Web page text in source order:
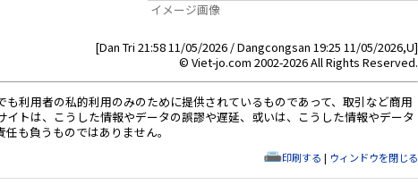
イメージ画像
[Dan Tri 21:58 11/05/2026 / Dangcongsan 19:25 11/05/2026,U]
© Viet-jo.com 2002-2026 All Rights Reserved.
利用者の私的利用のみのために提供されているものであって、取引など商用
トは、こうした情報やデータの誤謬や遅延、或いは、こうした情報やデータ
も負うものではありません。
印刷する | ウィンドウを閉じる